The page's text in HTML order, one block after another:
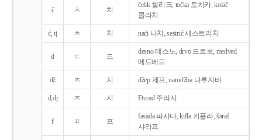
č ㅊ 치
čelik 첼리크, točka 토치카, kolač
콜라치
ć, tj ㅊ 치 naći 나치, sestrić 세스트리치
d ㄷ 드
desno 데스노, drvo 드르보, medved
메드베드
dž ㅈ 지 džep 제프, narudžba 나루지바
đ,dj ㅈ 지 Ðurađ 주라지
f ㅍ 프
fasada 파사다, kifla 키플라, šaraf
샤라프